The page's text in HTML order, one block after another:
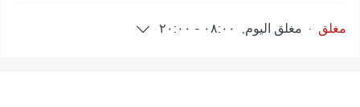
مغلق · مغلق اليوم, ٠٨:٠٠ - ٢٠:٠٠